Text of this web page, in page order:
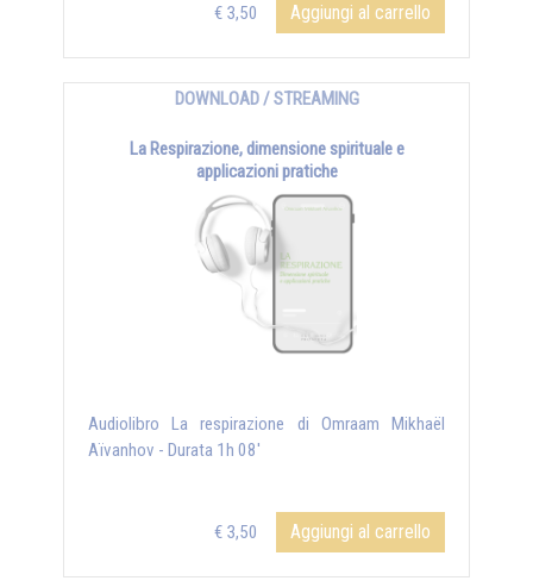
€ 3,50 Aggiungi al carrello
DOWNLOAD / STREAMING
La Respirazione, dimensione spirituale e
applicazioni pratiche
Audiolibro La respirazione di Omraam Mikhaël
Aïvanhov - Durata 1h 08'
€ 3,50 Aggiungi al carrello